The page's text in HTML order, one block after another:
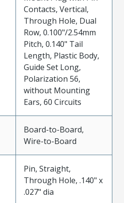
Contacts, Vertical,
Through Hole, Dual
Row, 0.100"/2.54mm
Pitch, 0.140" Tail
Length, Plastic Body,
Guide Set Long,
Polarization 56,
without Mounting
Ears, 60 Circuits
Board-to-Board,
Wire-to-Board
Pin, Straight,
Through Hole, .140" x
.027" dia